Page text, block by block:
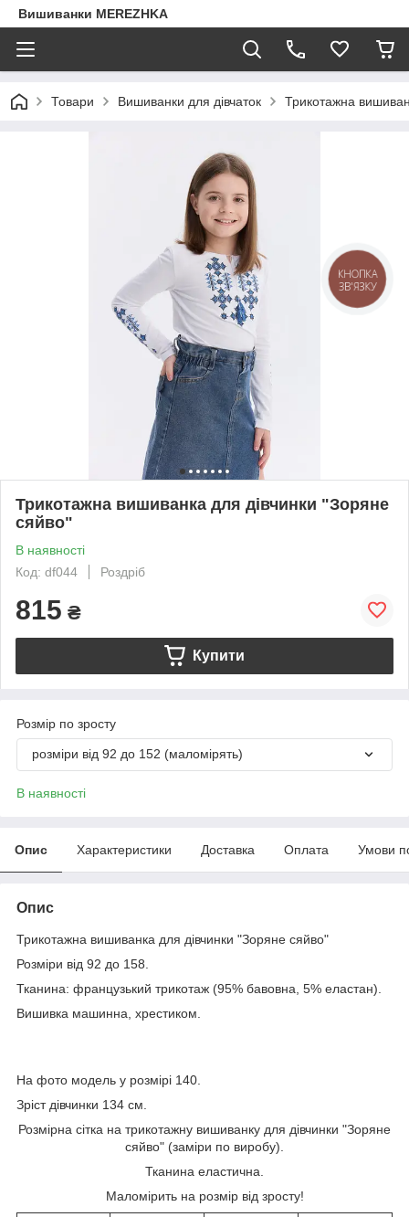
Вишиванки MEREZHKA
Товари Вишиванки для дівчаток Трикотажна
Трикотажна вишиванка для дівчинки "Зоряне
сяйво"
В наявності
Код: df044
Роздріб
815 ₴
Купити
Розмір по зросту
розміри від 92 до 152 (маломірять)
В наявності
Опис Характеристики Доставка Оплата Умови
Опис
Трикотажна вишиванка для дівчинки "Зоряне сяйво"
Розміри від 92 до 158.
Тканина: французький трикотаж (95% бавовна, 5% еластан).
Вишивка машинна, хрестиком.
На фото модель у розмірі 140.
Зріст дівчинки 134 см.
Розмірна сітка на трикотажну вишиванку для дівчинки "Зоряне
сяйво" (заміри по виробу).
Тканина еластична.
Маломірить на розмір від зросту!
КНОПКА
ЗВ'ЯЗКУ